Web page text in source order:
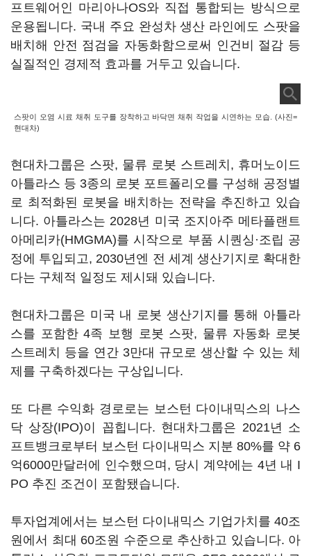
프트웨어인 마리아나OS와 직접 통합되는 방식으로
운용됩니다. 국내 주요 완성차 생산 라인에도 스팟을
배치해 안전 점검을 자동화함으로써 인건비 절감 등
실질적인 경제적 효과를 거두고 있습니다.
스팟이 오염 시료 채취 도구를 장착하고 바닥면 채취 작업을 시연하는 모습. (사진=
현대차)
현대차그룹은 스팟, 물류 로봇 스트레치, 휴머노이드
아틀라스 등 3종의 로봇 포트폴리오를 구성해 공정별
로 최적화된 로봇을 배치하는 전략을 추진하고 있습
니다. 아틀라스는 2028년 미국 조지아주 메타플랜트
아메리카(HMGMA)를 시작으로 부품 시퀀싱·조립 공
정에 투입되고, 2030년엔 전 세계 생산기지로 확대한
다는 구체적 일정도 제시돼 있습니다.
현대차그룹은 미국 내 로봇 생산기지를 통해 아틀라
스를 포함한 4족 보행 로봇 스팟, 물류 자동화 로봇
스트레치 등을 연간 3만대 규모로 생산할 수 있는 체
제를 구축하겠다는 구상입니다.
또 다른 수익화 경로로는 보스턴 다이내믹스의 나스
닥 상장(IPO)이 꼽힙니다. 현대차그룹은 2021년 소
프트뱅크로부터 보스턴 다이내믹스 지분 80%를 약 6
억6000만달러에 인수했으며, 당시 계약에는 4년 내 I
PO 추진 조건이 포함됐습니다.
투자업계에서는 보스턴 다이내믹스 기업가치를 40조
원에서 최대 60조원 수준으로 추산하고 있습니다. 아